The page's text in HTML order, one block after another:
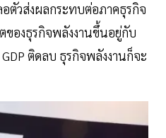
ตัวส่งผลกระทบต่อภาคธุรกิจ
ของธุรกิจพลังงานขึ้นอยู่กับ
ติดลบ ธุรกิจพลังงานก็จะ